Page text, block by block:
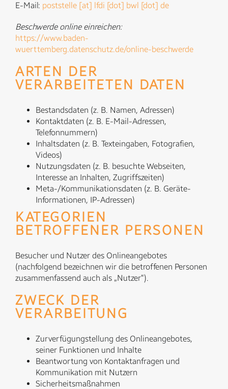
E-Mail: poststelle [at] lfdi [dot] bwl [dot] de
Beschwerde online einreichen:
https://www.baden-
wuerttemberg.datenschutz.de/online-beschwerde
ARTEN DER
VERARBEITETEN DATEN
Bestandsdaten (z. B. Namen, Adressen)
Kontaktdaten (z. B. E-Mail-Adressen,
Telefonnummern)
Inhaltsdaten (z. B. Texteingaben, Fotografien,
Videos)
Nutzungsdaten (z. B. besuchte Webseiten,
Interesse an Inhalten, Zugriffszeiten)
Meta-/Kommunikationsdaten (z. B. Geräte-
Informationen, IP-Adressen)
KATEGORIEN
BETROFFENER PERSONEN
Besucher und Nutzer des Onlineangebotes
(nachfolgend bezeichnen wir die betroffenen Personen
zusammenfassend auch als „Nutzer“).
ZWECK DER
VERARBEITUNG
Zurverfügungstellung des Onlineangebotes,
seiner Funktionen und Inhalte
Beantwortung von Kontaktanfragen und
Kommunikation mit Nutzern
Sicherheitsmaßnahmen